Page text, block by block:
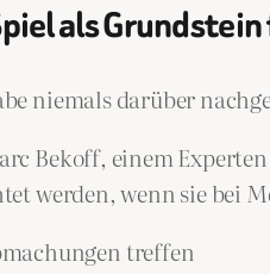
als
niemals darüber
Bekoff, einem
werden, wenn sie bei
treffen